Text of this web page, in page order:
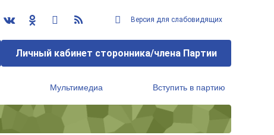
Версия для слабовидящих
Личный кабинет сторонника/члена Партии
Мультимедиа Вступить в партию